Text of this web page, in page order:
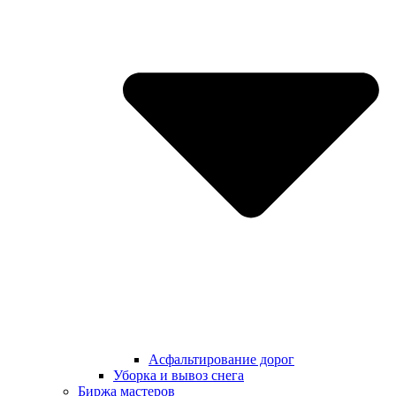
Асфальтирование дорог
Уборка и вывоз снега
Биржа мастеров